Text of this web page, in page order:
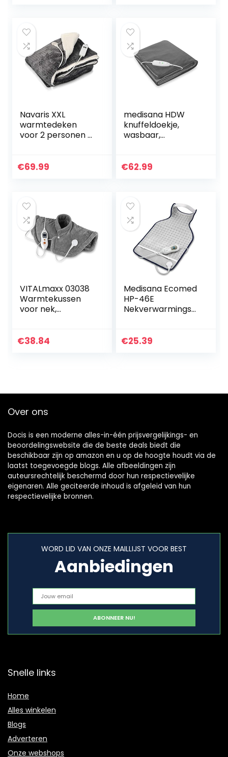
Navaris XXL
warmtedeken
voor 2 personen –
timer –
€69.99
medisana HDW
knuffeldoekje,
wasbaar,
uitschakeling, 4
€62.99
VITALmaxx 03038
Warmtekussen
voor nek,
nekverwarmingsku
€38.84
Medisana Ecomed
HP-46E
Nekverwarmingsk
ssen, 3
€25.39
Over ons
Docis is een moderne alles-in-één prijsvergelijkings- en
beoordelingswebsite die de beste deals biedt die
beschikbaar zijn op amazon en u op de hoogte houdt via de
laatst toegevoegde blogs. Alle afbeeldingen zijn
auteursrechtelijk beschermd door hun respectievelijke
eigenaren. Alle geciteerde inhoud is afgeleid van hun
respectievelijke bronnen.
WORD LID VAN ONZE MAILLIJST VOOR BEST
Aanbiedingen
Snelle links
Home
Alles winkelen
Blogs
Adverteren
Onze webshops